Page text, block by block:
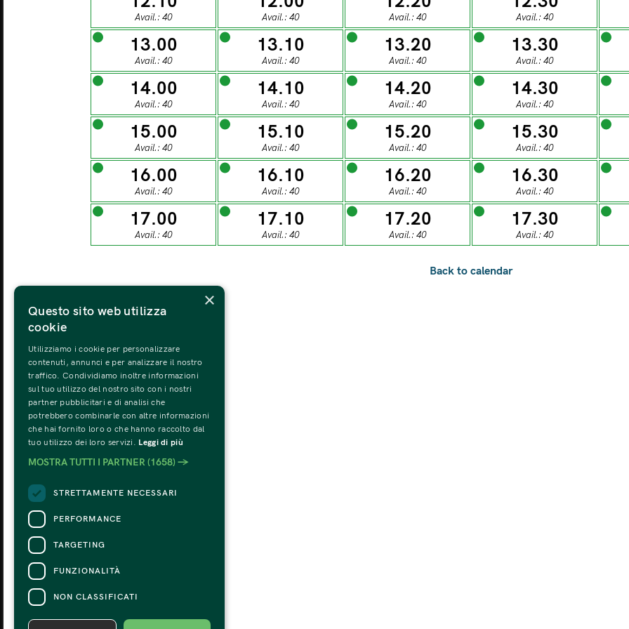
29 31
MONDAY
03
WEDNESDAY
05 06
FRIDAY
07 08
MONDAY
10
TUESDAY
11
WEDNESDAY
12 13
FRIDAY
14 15
MONDAY TUESDAY WEDNESDAY
19
THURSDAY FRIDAY
21
Avail.: 40 Avail.: 40 Avail.: 40 Avail.: 40
13.00
Avail.: 40
13.10
Avail.: 40
13.20
Avail.: 40
13.30
Avail.: 40
14.00
Avail.: 40
14.10
Avail.: 40
14.20
Avail.: 40
14.30
Avail.: 40
15.00
Avail.: 40
15.10
Avail.: 40
15.20
Avail.: 40
15.30
Avail.: 40
16.00
Avail.: 40
16.10
Avail.: 40
16.20
Avail.: 40
16.30
Avail.: 40
17.00
Avail.: 40
17.10
Avail.: 40
17.20
Avail.: 40
17.30
Avail.: 40
×
Questo sito web utilizza
cookie
Utilizziamo i cookie per personalizzare
contenuti, annunci e per analizzare il nostro
traffico. Condividiamo inoltre informazioni
sul tuo utilizzo del nostro sito con i nostri
partner pubblicitari e di analisi che
potrebbero combinarle con altre informazioni
che hai fornito loro o che hanno raccolto dal
tuo utilizzo dei loro servizi. Leggi di più
MOSTRA TUTTI I PARTNER (1658) →
STRETTAMENTE NECESSARI
PERFORMANCE
TARGETING
FUNZIONALITÀ
NON CLASSIFICATI